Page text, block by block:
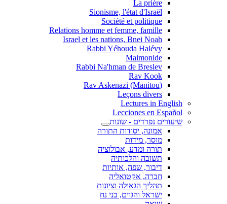
La prière
Sionisme, l'état d'Israël
Société et politique
Relations homme et femme, famille
Israel et les nations, Bnei Noah
Rabbi Yéhouda Halévy
Maimonide
Rabbi Na'hman de Breslev
Rav Kook
(Rav Askenazi (Manitou
Leçons divers
Lectures in English
Lecciones en Español
שיעורים נפרדים - שונות
אמונה, יסודות התורה
מוסר, מידות
תורה ומדע, אבולוציה
תשובה והלכותיה
דיבור, שפה, אותיות
חברה, אקטואליה
תהליך הגאולה וציונות
ישראל והגוים, בני נח